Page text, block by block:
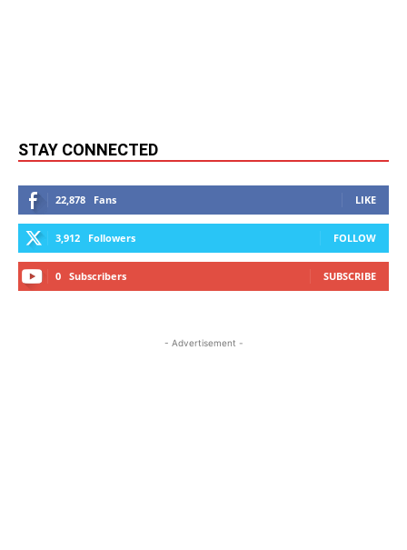
STAY CONNECTED
22,878 Fans LIKE
3,912 Followers FOLLOW
0 Subscribers SUBSCRIBE
- Advertisement -